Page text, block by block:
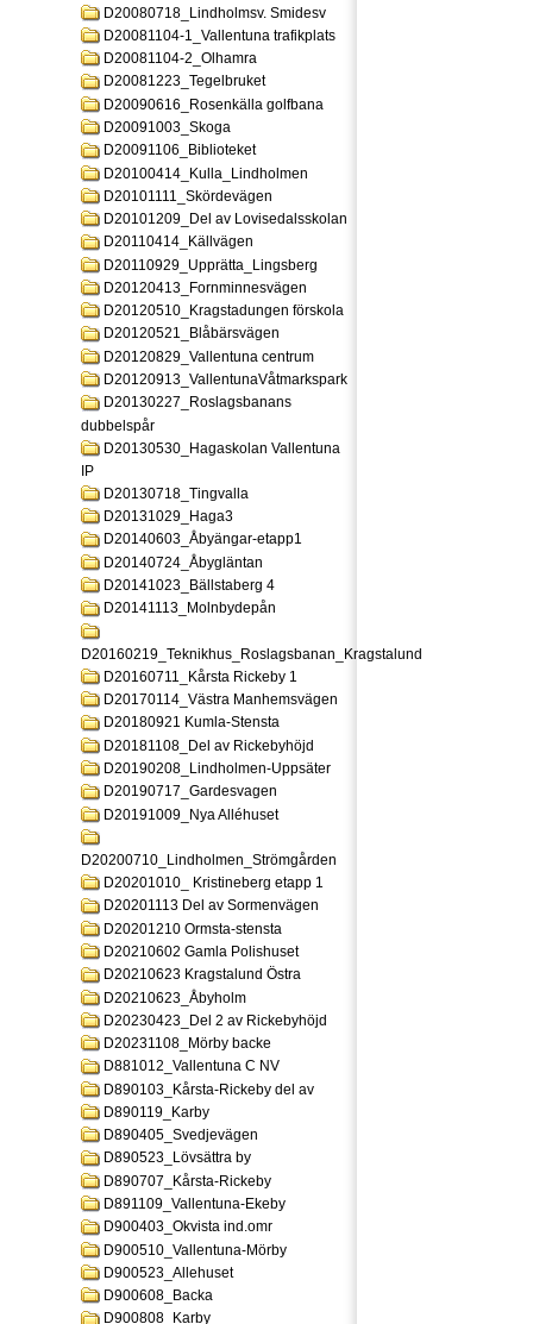
D20080718_Lindholmsv. Smidesv
D20081104-1_Vallentuna trafikplats
D20081104-2_Olhamra
D20081223_Tegelbruket
D20090616_Rosenkälla golfbana
D20091003_Skoga
D20091106_Biblioteket
D20100414_Kulla_Lindholmen
D20101111_Skördevägen
D20101209_Del av Lovisedalsskolan
D20110414_Källvägen
D20110929_Upprätta_Lingsberg
D20120413_Fornminnesvägen
D20120510_Kragstadungen förskola
D20120521_Blåbärsvägen
D20120829_Vallentuna centrum
D20120913_VallentunaVåtmarkspark
D20130227_Roslagsbanans
dubbelspår
D20130530_Hagaskolan Vallentuna
IP
D20130718_Tingvalla
D20131029_Haga3
D20140603_Åbyängar-etapp1
D20140724_Åbygläntan
D20141023_Bällstaberg 4
D20141113_Molnbydepån
D20160219_Teknikhus_Roslagsbanan_Kragstalund
D20160711_Kårsta Rickeby 1
D20170114_Västra Manhemsvägen
D20180921 Kumla-Stensta
D20181108_Del av Rickebyhöjd
D20190208_Lindholmen-Uppsäter
D20190717_Gardesvagen
D20191009_Nya Alléhuset
D20200710_Lindholmen_Strömgården
D20201010_ Kristineberg etapp 1
D20201113 Del av Sormenvägen
D20201210 Ormsta-stensta
D20210602 Gamla Polishuset
D20210623 Kragstalund Östra
D20210623_Åbyholm
D20230423_Del 2 av Rickebyhöjd
D20231108_Mörby backe
D881012_Vallentuna C NV
D890103_Kårsta-Rickeby del av
D890119_Karby
D890405_Svedjevägen
D890523_Lövsättra by
D890707_Kårsta-Rickeby
D891109_Vallentuna-Ekeby
D900403_Okvista ind.omr
D900510_Vallentuna-Mörby
D900523_Allehuset
D900608_Backa
D900808_Karby